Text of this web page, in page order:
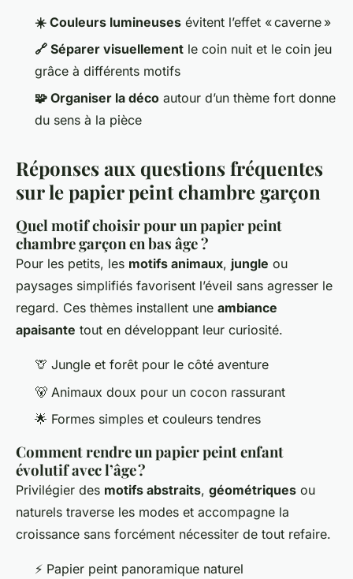
☀️ Couleurs lumineuses évitent l’effet « caverne »
🔗 Séparer visuellement le coin nuit et le coin jeu
grâce à différents motifs
🧩 Organiser la déco autour d’un thème fort donne
du sens à la pièce
Réponses aux questions fréquentes
sur le papier peint chambre garçon
Quel motif choisir pour un papier peint
chambre garçon en bas âge ?
Pour les petits, les motifs animaux, jungle ou
paysages simplifiés favorisent l’éveil sans agresser le
regard. Ces thèmes installent une ambiance
apaisante tout en développant leur curiosité.
🦒 Jungle et forêt pour le côté aventure
🐻 Animaux doux pour un cocon rassurant
🌟 Formes simples et couleurs tendres
Comment rendre un papier peint enfant
évolutif avec l’âge ?
Privilégier des motifs abstraits, géométriques ou
naturels traverse les modes et accompagne la
croissance sans forcément nécessiter de tout refaire.
⚡ Papier peint panoramique naturel